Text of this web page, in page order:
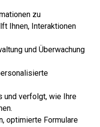
zu
Ihnen, Interaktionen
und Überwachung
und verfolgt, wie Ihre
optimierte Formulare